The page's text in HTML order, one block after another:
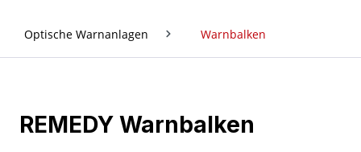
Optische Warnanlagen Warnbalken
REMEDY Warnbalken